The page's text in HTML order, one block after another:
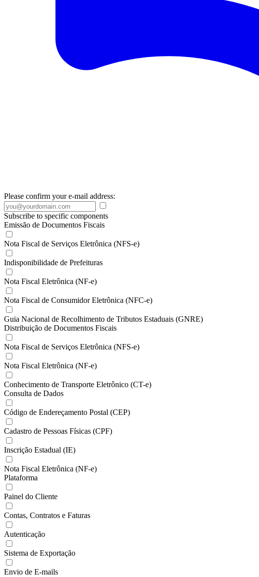
Please confirm your e-mail address:
Subscribe to specific components
Emissão de Documentos Fiscais
Nota Fiscal de Serviços Eletrônica (NFS-e)
Indisponibilidade de Prefeituras
Nota Fiscal Eletrônica (NF-e)
Nota Fiscal de Consumidor Eletrônica (NFC-e)
Guia Nacional de Recolhimento de Tributos Estaduais (GNRE)
Distribuição de Documentos Fiscais
Nota Fiscal de Serviços Eletrônica (NFS-e)
Nota Fiscal Eletrônica (NF-e)
Conhecimento de Transporte Eletrônico (CT-e)
Consulta de Dados
Código de Endereçamento Postal (CEP)
Cadastro de Pessoas Físicas (CPF)
Inscrição Estadual (IE)
Nota Fiscal Eletrônica (NF-e)
Plataforma
Painel do Cliente
Contas, Contratos e Faturas
Autenticação
Sistema de Exportação
Envio de E-mails